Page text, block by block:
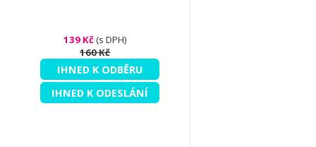
139 Kč(s DPH)
160 Kč
IHNED K ODBĚRU
IHNED K ODESLÁNÍ